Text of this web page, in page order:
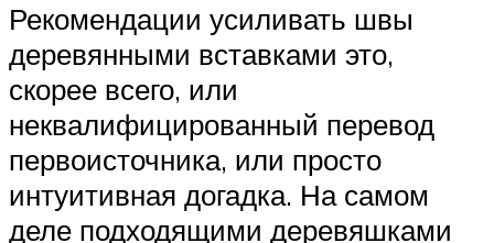
Рекомендации усиливать швы
деревянными вставками это,
скорее всего, или
неквалифицированный перевод
первоисточника, или просто
интуитивная догадка. На самом
деле подходящими деревяшками